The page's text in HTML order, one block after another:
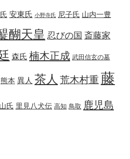
安東氏 小野寺氏 尼子氏 山内一豊
醐天皇 忍びの国 斎藤家
森氏 楠木正成 武田信玄の墓
熊本 異人 茶人 荒木村重 藤
氏 里見八犬伝 高知 鳥取 鹿児島